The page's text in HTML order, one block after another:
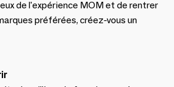
de l'expérience MOM et de rentrer
préférées, créez-vous un